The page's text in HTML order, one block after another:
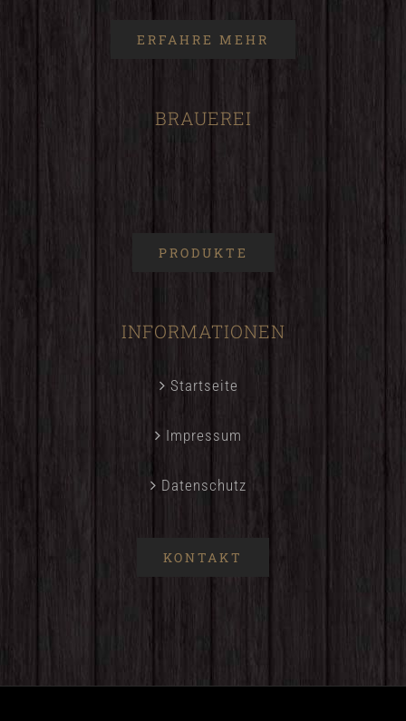
ERFAHRE MEHR
BRAUEREI
PRODUKTE
INFORMATIONEN
Startseite
Impressum
Datenschutz
KONTAKT